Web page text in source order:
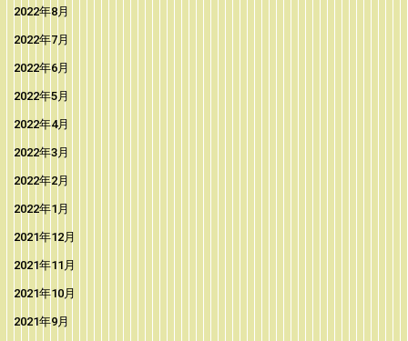
2022年8月
2022年7月
2022年6月
2022年5月
2022年4月
2022年3月
2022年2月
2022年1月
2021年12月
2021年11月
2021年10月
2021年9月